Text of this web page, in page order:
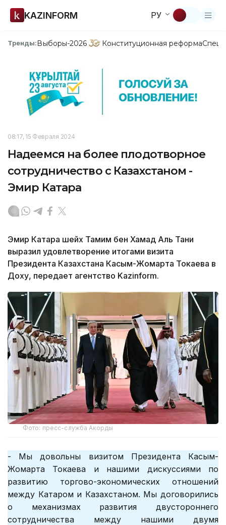
KAZINFORM РУ
Тренды:Выборы-2026 Конституционная реформа
08:17, 15 Февраля 2024
Надеемся на более плодотворное
сотрудничество с Казахстаном -
Эмир Катара
Эмир Катара шейх Тамим бен Хамад Аль Тани
выразил удовлетворение итогами визита
Президента Казахстана Касым-Жомарта Токаева в
Доху, передает агентство Kazinform.
Фото: пресс-служба Акорды
- Мы довольны визитом Президента Касым-
Жомарта Токаева и нашими дискуссиями по
развитию торгово-экономических отношений
между Катаром и Казахстаном. Мы договорились
о механизмах развития двустороннего
сотрудничества между нашими двумя